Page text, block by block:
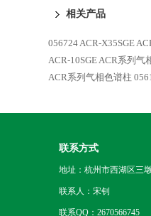
相关产品
056724 ACR-X35SGE
ACR-10SGE ACR系列气
ACR系列气相色谱柱
联系方式
地址：杭州市西湖区三
联系人：宋钊
联系QQ：2670566745